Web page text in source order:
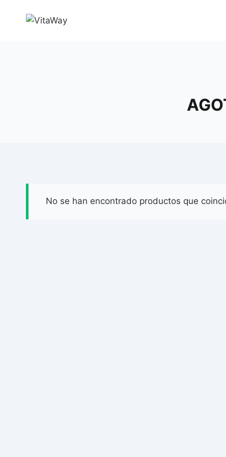
No se han encontrado productos que